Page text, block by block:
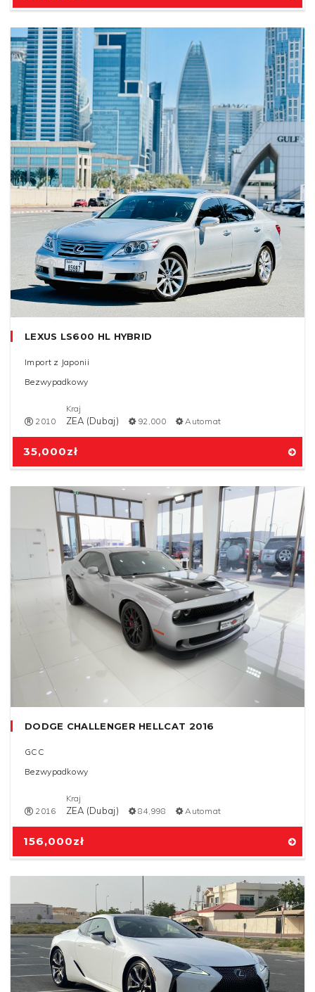
35,000zł
LEXUS LS600 HL HYBRID
Import z Japonii
Bezwypadkowy
2010
Kraj
ZEA (Dubaj) 92,000 Automat
156,000zł
DODGE CHALLENGER HELLCAT 2016
GCC
Bezwypadkowy
2016
Kraj
ZEA (Dubaj) 84,998 Automat